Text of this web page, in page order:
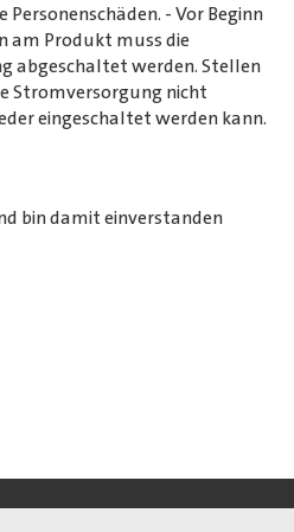
Personenschäden. - Vor Beginn
am Produkt muss die
abgeschaltet werden. Stellen
Stromversorgung nicht
eingeschaltet werden kann.
bin damit einverstanden